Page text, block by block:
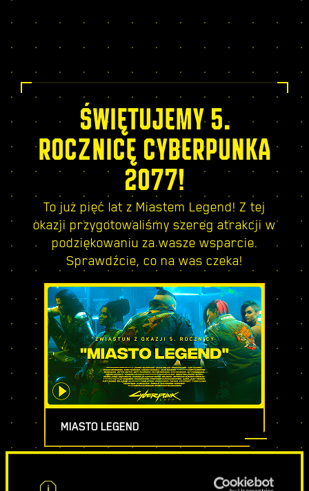
fabułę i ciesz się szeregiem nowych zadań,
tylko!
ŚWIĘTUJEMY 5.
ROCZNICĘ CYBERPUNKA
2077!
To już pięć lat z Miastem Legend! Z tej
okazji przygotowaliśmy szereg atrakcji w
podziękowaniu za wasze wsparcie.
Sprawdźcie, co na was czeka!
MIASTO LEGEND